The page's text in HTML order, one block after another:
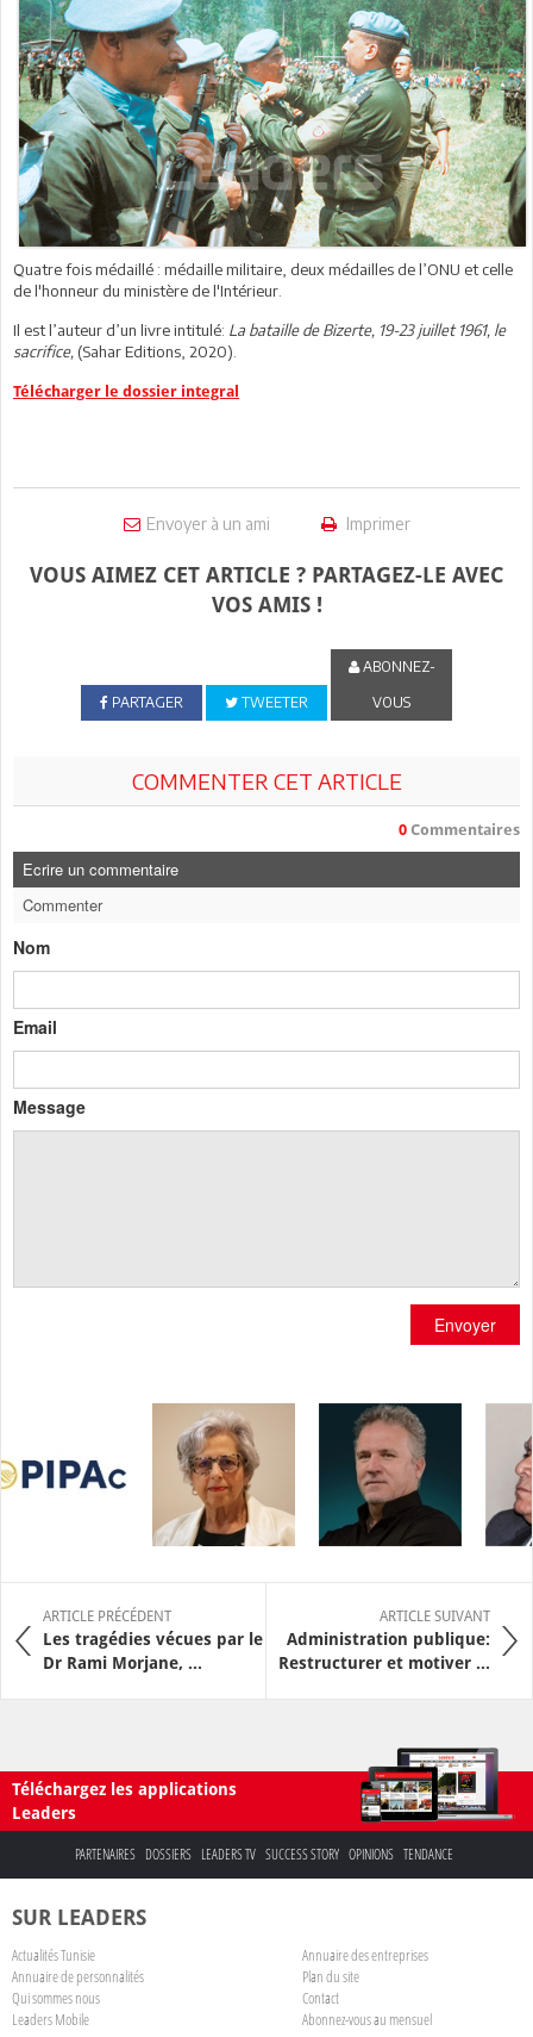
Quatre fois médaillé : médaille militaire, deux médailles de l’ONU et celle
de l'honneur du ministère de l'Intérieur.
Il est l’auteur d’un livre intitulé: La bataille de Bizerte, 19-23 juillet 1961, le
sacrifice, (Sahar Editions, 2020).
Télécharger le dossier integral
Envoyer à un ami Imprimer
VOUS AIMEZ CET ARTICLE ? PARTAGEZ-LE AVEC
VOS AMIS !
PARTAGER TWEETER
ABONNEZ-
VOUS
COMMENTER CET ARTICLE
0 Commentaires
Ecrire un commentaire
Commenter
Nom
Email
Message
Envoyer
ARTICLE PRÉCÉDENT
Les tragédies vécues par le
Dr Rami Morjane, ...
ARTICLE SUIVANT
Administration publique:
Restructurer et motiver ...
Téléchargez les applications
Leaders
PARTENAIRES DOSSIERS LEADERS TV SUCCESS STORY OPINIONS TENDANCE
SUR LEADERS
Actualités Tunisie
Annuaire des entreprises
Annuaire de personnalités
Plan du site
Qui sommes nous
Contact
Leaders Mobile
Abonnez-vous au mensuel